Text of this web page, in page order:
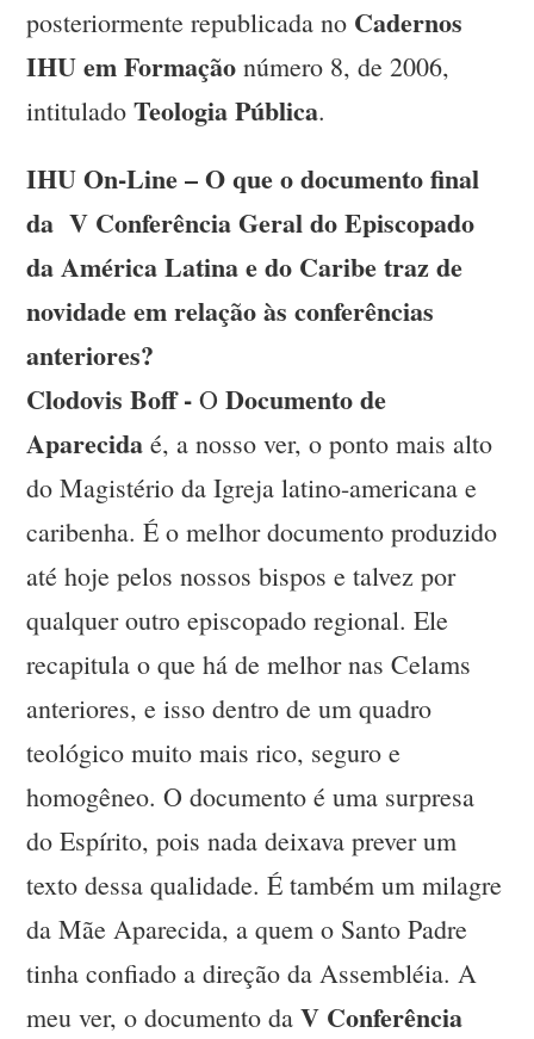
posteriormente republicada no Cadernos
IHU em Formação número 8, de 2006,
intituladoTeologia Pública.
IHU On-Line – O que o documento final
da V Conferência Geral do Episcopado
da América Latina e do Caribe traz de
novidade em relação às conferências
anteriores?
Clodovis Boff - ODocumento de
Aparecida é, a nosso ver, o ponto mais alto
do Magistério da Igreja latino-americana e
caribenha. É o melhor documento produzido
até hoje pelos nossos bispos e talvez por
qualquer outro episcopado regional. Ele
recapitula o que há de melhor nas Celams
anteriores, e isso dentro de um quadro
teológico muito mais rico, seguro e
homogêneo. O documento é uma surpresa
do Espírito, pois nada deixava prever um
texto dessa qualidade. É também um milagre
da Mãe Aparecida, a quem o Santo Padre
tinha confiado a direção da Assembléia. A
meu ver, o documento daV Conferência